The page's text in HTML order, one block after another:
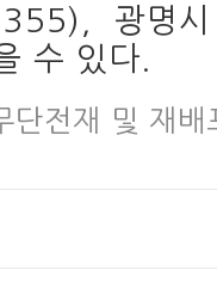
광명
수 있다.
전재 및 재배